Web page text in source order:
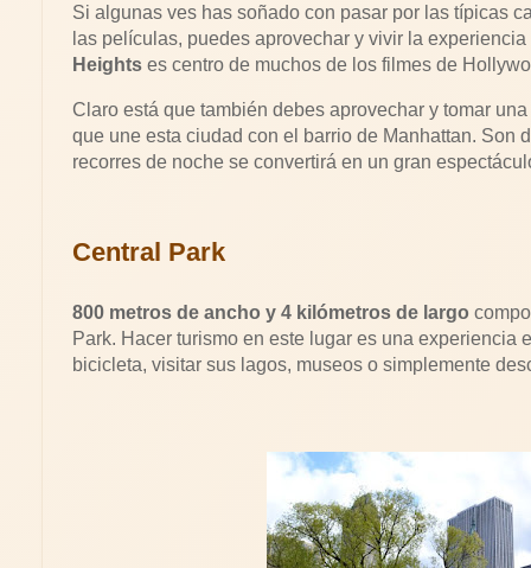
Si algunas ves has soñado con pasar por las típicas
las películas, puedes aprovechar y vivir la
Heights es centro de muchos de los filmes de
Claro está que también debes aprovechar y tomar
que une esta ciudad con el barrio de Manhattan. Son
recorres de noche se convertirá en un gran
Central Park
800 metros de ancho y 4 kilómetros de largo
Park. Hacer turismo en este lugar es una
bicicleta, visitar sus lagos, museos o simplemente